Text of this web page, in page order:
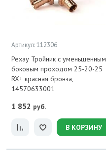
Артикул: 112306
Рехау Тройник с уменьшенным
боковым проходом 25-20-25
RX+ красная бронза,
14570633001
1 852 руб.
В КОРЗИНУ